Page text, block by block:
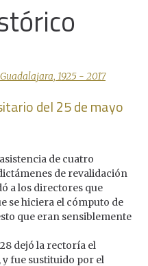
1925 - 2017
del 25 de mayo
de cuatro
de revalidación
a los directores que
se hiciera el cómputo de
que eran sensiblemente
dejó la rectoría el
fue sustituido por el